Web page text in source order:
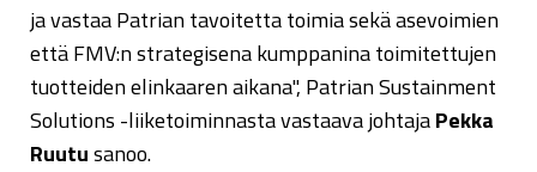
ja vastaa Patrian tavoitetta toimia sekä asevoimien
että FMV:n strategisena kumppanina toimitettujen
tuotteiden elinkaaren aikana", Patrian Sustainment
Solutions -liiketoiminnasta vastaava johtajaPekka
Ruutusanoo.